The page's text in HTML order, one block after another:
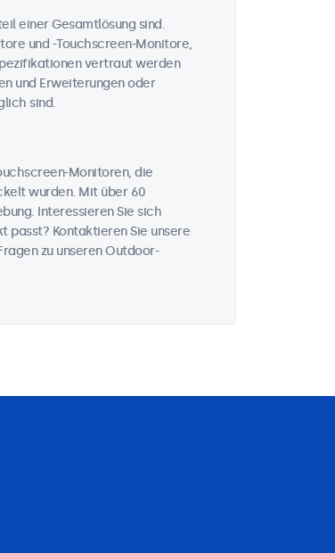
einer Gesamtlösung sind.
und -Touchscreen-Monitore,
vertraut werden
und Erweiterungen oder
sind.
Monitoren, die
wurden. Mit über 60
Interessieren Sie sich
passt? Kontaktieren Sie unsere
zu unseren Outdoor-